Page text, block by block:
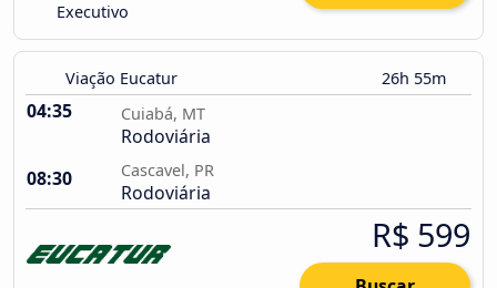
Executivo
Viação Eucatur 26h 55m
04:35 Cuiabá, MT
Rodoviária
08:30
Cascavel, PR
Rodoviária
R$ 599